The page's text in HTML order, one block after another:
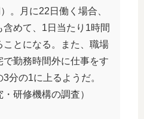
。月に22日働く場合、
含めて、1日当たり1時間
ことになる。また、職場
で勤務時間外に仕事をす
分の1に上るようだ。
・研修機構の調査）